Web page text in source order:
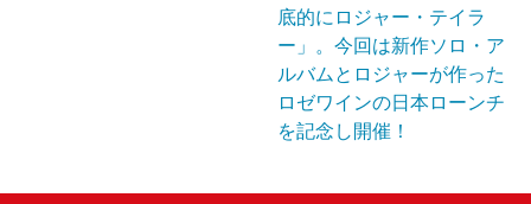
底的にロジャー・テイラ
ー」。今回は新作ソロ・ア
ルバムとロジャーが作った
ロゼワインの日本ローンチ
を記念し開催！